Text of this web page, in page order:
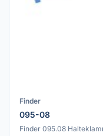
Finder
095-08
Finder 095.08